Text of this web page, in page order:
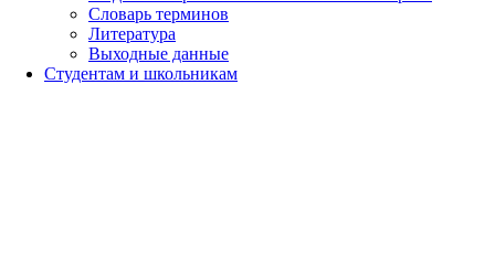
Словарь терминов
Литература
Выходные данные
Студентам и школьникам